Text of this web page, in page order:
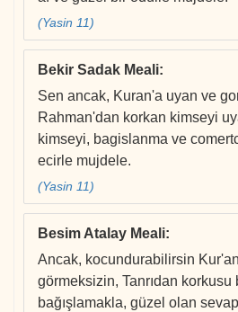
(Yasin 11)
Bekir Sadak Meali:
Sen ancak, Kuran'a uyan ve
Rahman'dan korkan kimseyi
kimseyi, bagislanma ve
ecirle mujdele.
(Yasin 11)
Besim Atalay Meali:
Ancak, kocundurabilirsin
görmeksizin, Tanrıdan korkusu
bağışlamakla, güzel olan